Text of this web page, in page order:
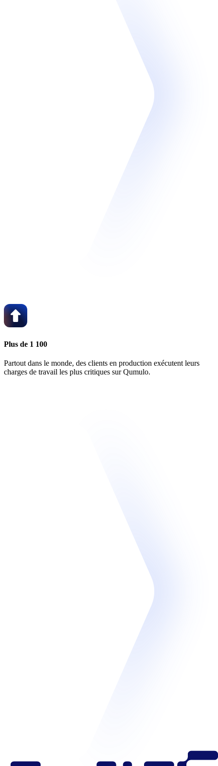
Plus de 1 100
Partout dans le monde, des clients en production exécutent leurs
charges de travail les plus critiques sur Qumulo.